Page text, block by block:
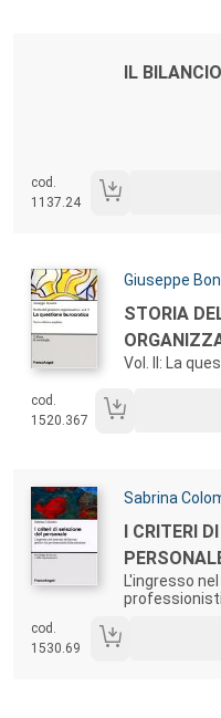
Autori:
Titolo:
IL
cod.
1137.24
Autori:
Giuseppe
Titolo:
STORIA
Vol. II: La
cod.
1520.367
Autori:
Sabrina
Titolo:
I CRITERI
L'ingresso
cod.
1530.69